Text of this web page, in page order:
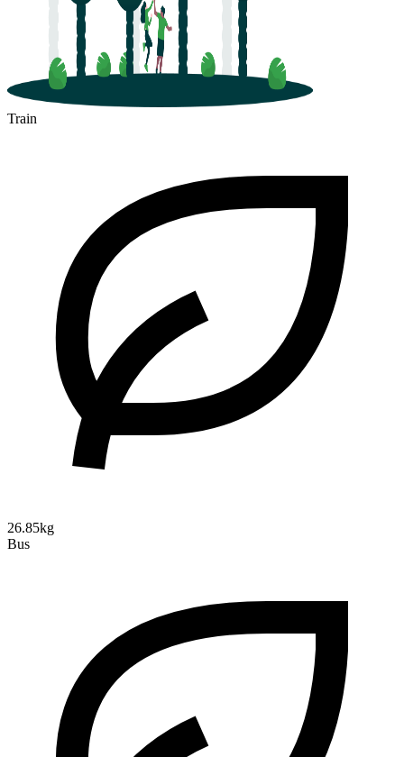
Train
26.85kg
Bus